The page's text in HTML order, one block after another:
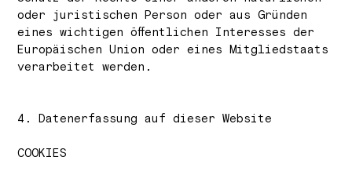
oder juristischen Person oder aus Gründen
eines wichtigen öffentlichen Interesses der
Europäischen Union oder eines Mitgliedstaats
verarbeitet werden.
4. Datenerfassung auf dieser Website
COOKIES